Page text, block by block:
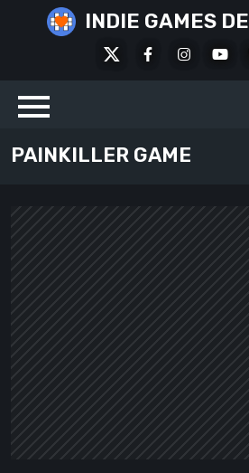
INDIE GAMES
FacebookInstagram
PAINKILLER GAME